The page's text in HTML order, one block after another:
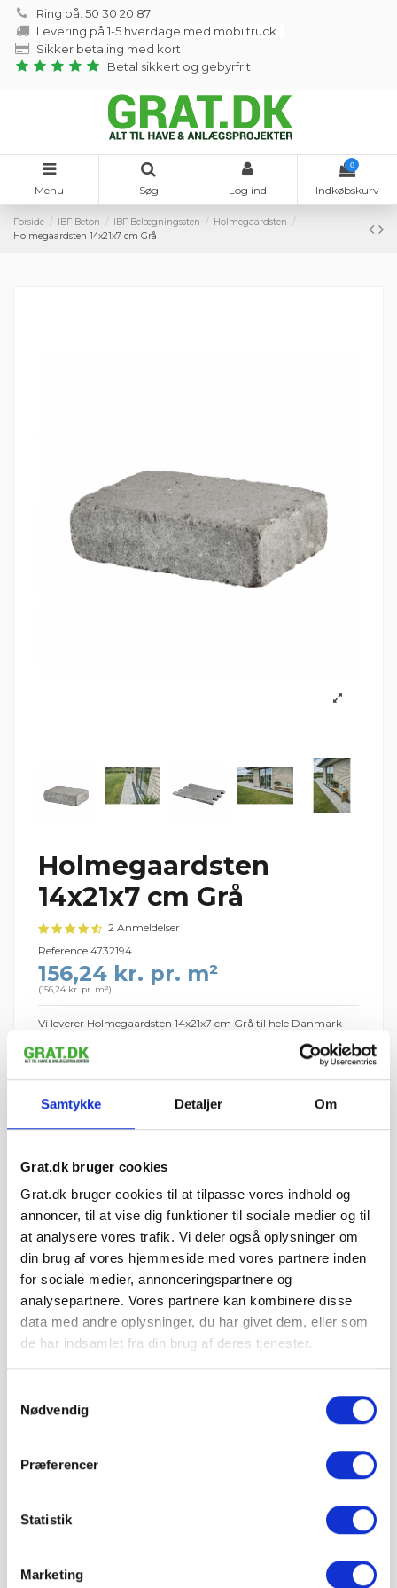
Samtykke Detaljer Om
Grat.dk bruger cookies
Grat.dk bruger cookies til at tilpasse vores indhold og
annoncer, til at vise dig funktioner til sociale medier og til
at analysere vores trafik. Vi deler også oplysninger om
din brug af vores hjemmeside med vores partnere inden
for sociale medier, annonceringspartnere og
analysepartnere. Vores partnere kan kombinere disse
data med andre oplysninger, du har givet dem, eller som
de har indsamlet fra din brug af deres tjenester.
Nødvendig
Præferencer
Statistik
Marketing
Ring på: 50 30 20 87
Levering på 1-5 hverdage med mobiltruck
Sikker betaling med kort
Betal sikkert og gebyrfrit
Menu Søg Log ind
0
Indkøbskurv
Forside IBF Beton IBF Belægningssten
Holmegaardsten
Holmegaardsten 14x21x7 cm Grå
Holmegaardsten
14x21x7 cm Grå
2 Anmeldelser
Reference 4732194
156,24 kr. pr. m²
(156,24 kr. pr. m²)
Vi leverer Holmegaardsten 14x21x7 cm Grå til hele Danmark
9 m²
Palledepositum: 195 kr. pr. IBF-palle (125 kr. retur pr. palle)
📦 Forventet levering:
august
⏱ Afsendes førstkommende hverdag (man 10.
august)
Leveres til kantsten · Tilkøb aflæsning med
medbringertruck/kran i kurven
🚚 Se fragtpris til dit område: Vis
=
pris 1.410,70 kr.
Vejledende info